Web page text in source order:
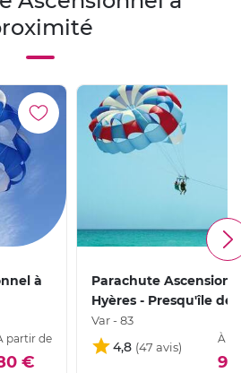
à
partir de
€
Parachute
Hyères - Presqu'île de
Var - 83
4,8
À